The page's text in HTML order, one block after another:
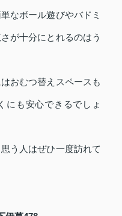
なボール遊びやバドミ
が十分にとれるのはう
おむつ替えスペースも
にも安心できるでしょ
う人はぜひ一度訪れて